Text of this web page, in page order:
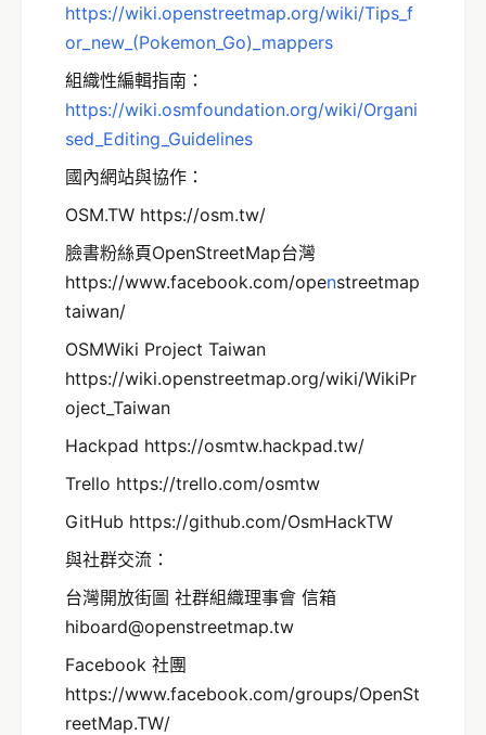
https://wiki.openstreetmap.org/wiki/Tips_f
or_new_(Pokemon_Go)_mappers
組織性編輯指南：
https://wiki.osmfoundation.org/wiki/Organi
sed_Editing_Guidelines
國內網站與協作：
OSM.TW https://osm.tw/
臉書粉絲頁OpenStreetMap台灣
https://www.facebook.com/openstreetmap
taiwan/
OSMWiki Project Taiwan
https://wiki.openstreetmap.org/wiki/WikiPr
oject_Taiwan
Hackpad https://osmtw.hackpad.tw/
Trello https://trello.com/osmtw
GitHub https://github.com/OsmHackTW
與社群交流：
台灣開放街圖 社群組織理事會 信箱
hiboard@openstreetmap.tw
Facebook 社團
https://www.facebook.com/groups/OpenSt
reetMap.TW/